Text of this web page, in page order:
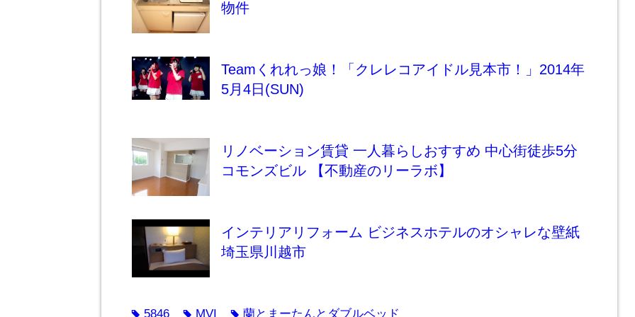
物件
Teamくれれっ娘！「クレレコアイドル見本市！」2014年
5月4日(SUN)
リノベーション賃貸 一人暮らしおすすめ 中心街徒歩5分
コモンズビル 【不動産のリーラボ】
インテリアリフォーム ビジネスホテルのオシャレな壁紙
埼玉県川越市
tag 5846 tag MVI tag 蘭とまーたんとダブルベッド